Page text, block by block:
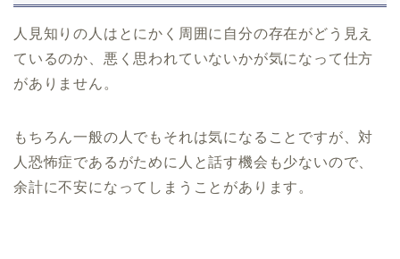
人見知りの人はとにかく周囲に自分の存在がどう見え
ているのか、悪く思われていないかが気になって仕方
がありません。
もちろん一般の人でもそれは気になることですが、対
人恐怖症であるがために人と話す機会も少ないので、
余計に不安になってしまうことがあります。